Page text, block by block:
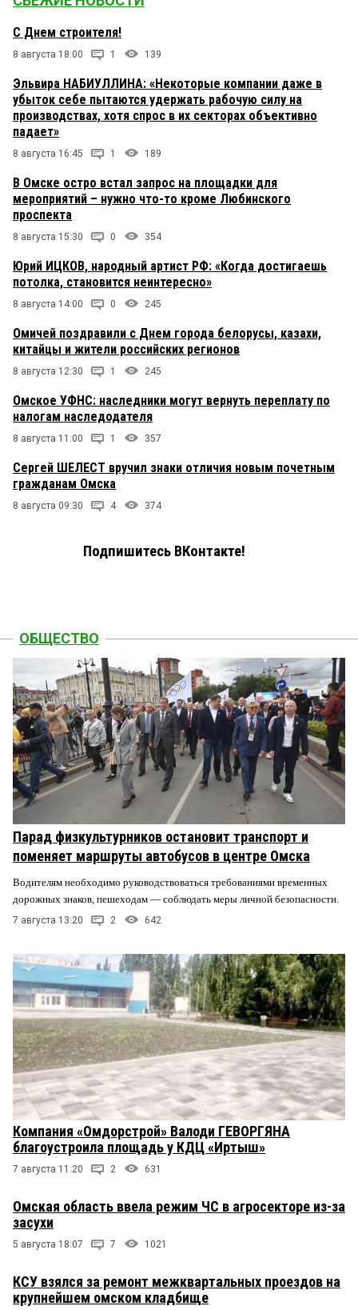
С Днем строителя!
8 августа 18:00 1 139
Эльвира НАБИУЛЛИНА: «Некоторые компании даже в
убыток себе пытаются удержать рабочую силу на
производствах, хотя спрос в их секторах объективно
падает»
8 августа 16:45 1 189
В Омске остро встал запрос на площадки для
мероприятий – нужно что-то кроме Любинского
проспекта
8 августа 15:30 0 354
Юрий ИЦКОВ, народный артист РФ: «Когда достигаешь
потолка, становится неинтересно»
8 августа 14:00 0 245
Омичей поздравили с Днем города белорусы, казахи,
китайцы и жители российских регионов
8 августа 12:30 1 245
Омское УФНС: наследники могут вернуть переплату по
налогам наследодателя
8 августа 11:00 1 357
Сергей ШЕЛЕСТ вручил знаки отличия новым почетным
гражданам Омска
8 августа 09:30 4 374
Подпишитесь ВКонтакте!
ОБЩЕСТВО
Парад физкультурников остановит транспорт и
поменяет маршруты автобусов в центре Омска
Водителям необходимо руководствоваться требованиями временных
дорожных знаков, пешеходам — соблюдать меры личной безопасности.
7 августа 13:20 2 642
Компания «Омдорстрой» Валоди ГЕВОРГЯНА
благоустроила площадь у КДЦ «Иртыш»
7 августа 11:20 2 631
Омская область ввела режим ЧС в агросекторе из-за
засухи
5 августа 18:07 7 1021
КСУ взялся за ремонт межквартальных проездов на
крупнейшем омском кладбище